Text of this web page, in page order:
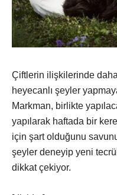
Çiftlerin ilişkilerinde
heyecanlı şeyler
Markman, birlikte
yapılarak haftada bir
için şart olduğunu
şeyler deneyip yeni
dikkat çekiyor.